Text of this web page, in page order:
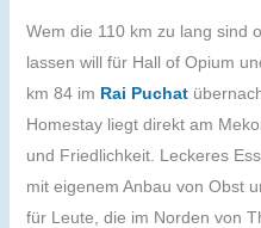
Wem die 110 km zu lang sind
lassen will für Hall of Opium
km 84 im Rai Puchat
Homestay liegt direkt am
und Friedlichkeit. Leckeres
mit eigenem Anbau von Obst
für Leute, die im Norden von